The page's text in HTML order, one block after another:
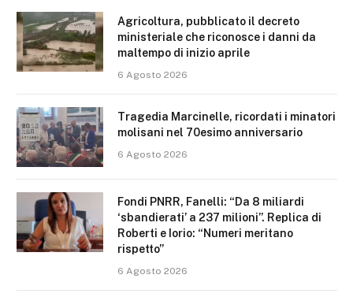
Agricoltura, pubblicato il decreto
ministeriale che riconosce i danni da
maltempo di inizio aprile
6 Agosto 2026
Tragedia Marcinelle, ricordati i minatori
molisani nel 70esimo anniversario
6 Agosto 2026
Fondi PNRR, Fanelli: “Da 8 miliardi
‘sbandierati’ a 237 milioni”. Replica di
Roberti e Iorio: “Numeri meritano
rispetto”
6 Agosto 2026